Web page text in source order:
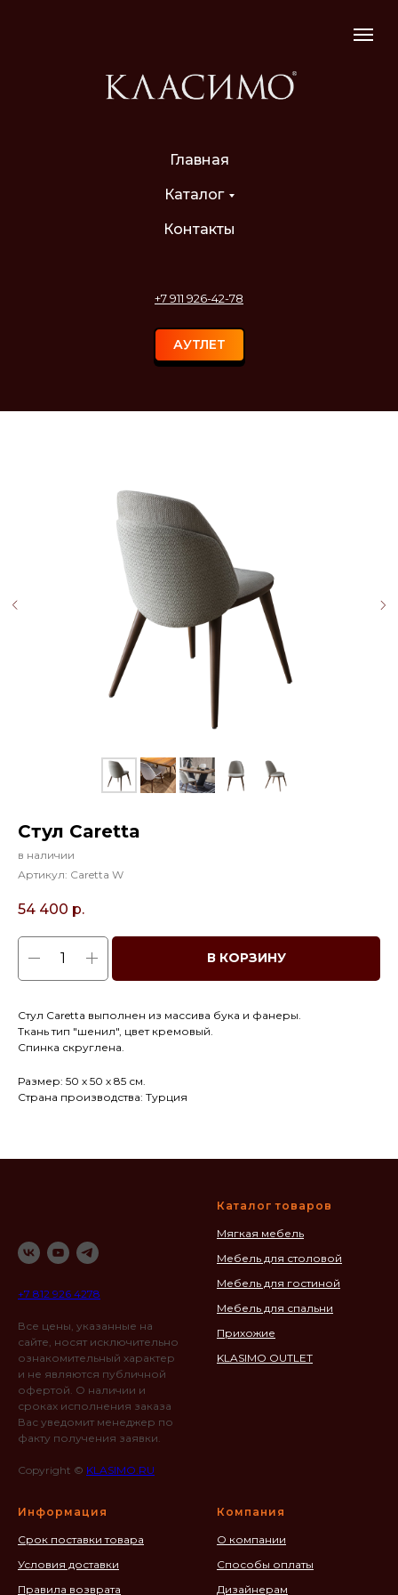
Главная
Каталог
Контакты
+7 911 926-42-78
АУТЛЕТ
Стул Caretta
в наличии
Артикул: Caretta W
54 400 р.
В КОРЗИНУ
Стул Caretta выполнен из массива бука и фанеры.
Ткань тип "шенил", цвет кремовый.
Спинка скруглена.
Размер: 50 х 50 х 85 см.
Страна производства: Турция
+7 812 926 4278
Все цены, указанные на
сайте, носят исключительно
ознакомительный характер
и не являются публичной
офертой. О наличии и
сроках исполнения заказа
Вас уведомит менеджер по
факту получения заявки.
Copyright © KLASIMO.RU
Каталог товаров
Мягкая мебель
Мебель для столовой
Мебель для гостиной
Мебель для спальни
Прихожие
KLASIMO OUTLET
Информация
Срок поставки товара
Условия доставки
Правила возврата
Компания
О компании
Способы оплаты
Дизайнерам